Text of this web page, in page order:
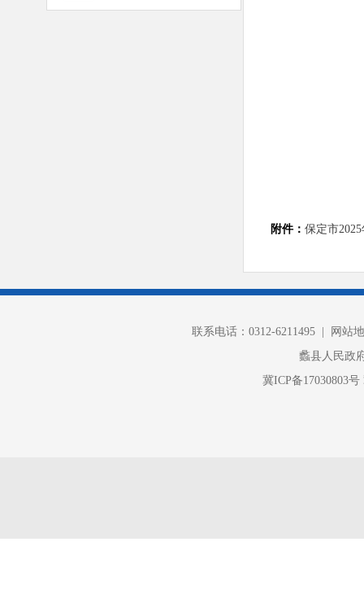
附件： 保定市
联系电话：0312-6211495 |
网站
蠡县人民政
冀ICP备17030803号